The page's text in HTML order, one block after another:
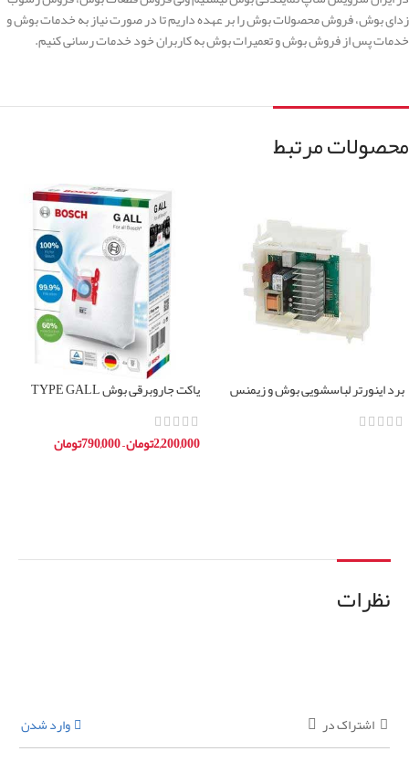
زدای بوش، فروش محصولات بوش را بر عهده داریم تا در صورت نیاز به خدمات بوش و
خدمات پس از فروش بوش و تعمیرات بوش به کاربران خود خدمات رسانی کنیم.
محصولات مرتبط
برد اینورتر لباسشویی بوش و زیمنس
11006054
پاکت جاروبرقی بوش TYPE GALL
ساخت آلمان
2,200,000تومان–
790,000تومان
نظرات
اشتراک در وارد شدن